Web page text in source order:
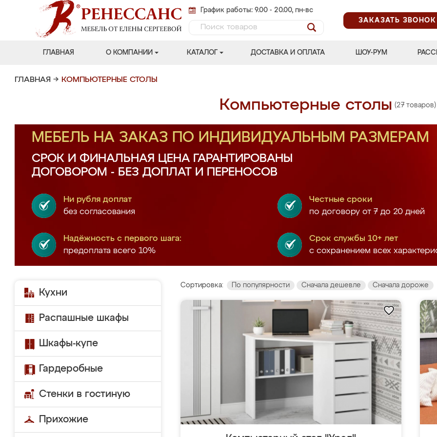
График работы: 9.00 - 20.00, пн-вс
ЗАКАЗАТЬ ЗВОНОК
ГЛАВНАЯ О КОМПАНИИ КАТАЛОГ ДОСТАВКА И ОПЛАТА ШОУ-РУМ
ГЛАВНАЯ → КОМПЬЮТЕРНЫЕ СТОЛЫ
Компьютерные столы (27 товаров)
МЕБЕЛЬ НА ЗАКАЗ ПО ИНДИВИДУАЛЬНЫМ РАЗМЕРАМ
СРОК И ФИНАЛЬНАЯ ЦЕНА ГАРАНТИРОВАНЫ
ДОГОВОРОМ - БЕЗ ДОПЛАТ И ПЕРЕНОСОВ
Ни рубля доплат
без согласования
Честные сроки
по договору от 7 до 20 дней
Надёжность с первого шага:
предоплата всего 10%
Срок службы 10+ лет
с сохранением всех
Кухни
Распашные шкафы
Шкафы-купе
Гардеробные
Стенки в гостиную
Прихожие
Сортировка: По популярности Сначала дешевле Сначала дороже